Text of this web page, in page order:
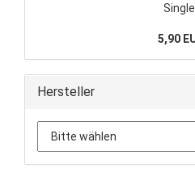
5,90
Hersteller